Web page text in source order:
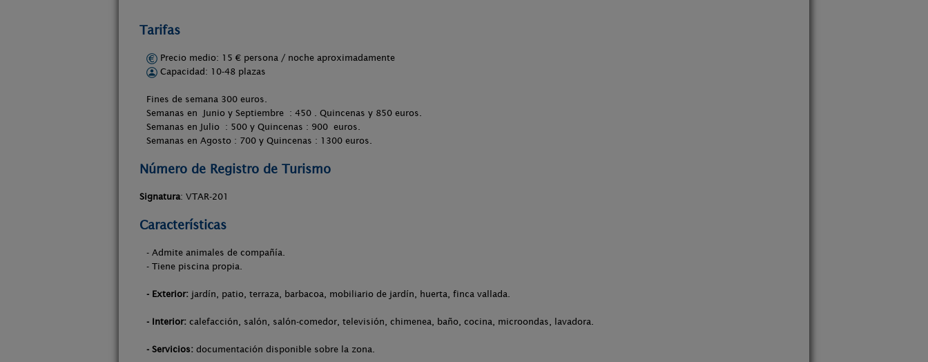
Tarifas
Precio medio: 15 € persona / noche aproximadamente
Capacidad: 10-48 plazas
Fines de semana 300 euros.
Semanas en Junio y Septiembre : 450 . Quincenas y 850 euros.
Semanas en Julio : 500 y Quincenas : 900 euros.
Semanas en Agosto : 700 y Quincenas : 1300 euros.
Número de Registro de Turismo
Signatura: VTAR-201
Características
- Admite animales de compañía.
- Tiene piscina propia.
- Exterior: jardín, patio, terraza, barbacoa, mobiliario de jardín, huerta, finca vallada.
- Interior: calefacción, salón, salón-comedor, televisión, chimenea, baño, cocina, microondas, lavadora.
- Servicios: documentación disponible sobre la zona.